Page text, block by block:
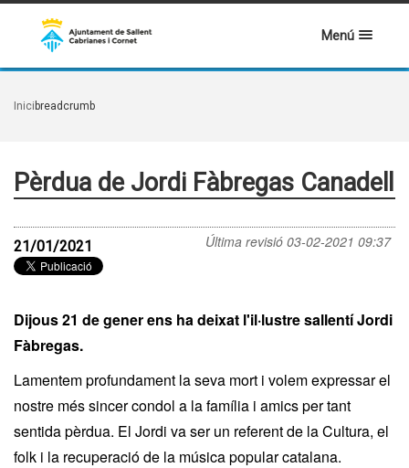
Menú
Inici breadcrumb
Pèrdua de Jordi Fàbregas Canadell
Última revisió 03-02-2021 09:37
21/01/2021
Dijous 21 de gener ens ha deixat l'il·lustre sallentí Jordi
Fàbregas.
Lamentem profundament la seva mort i volem expressar el
nostre més sincer condol a la família i amics per tant
sentida pèrdua. El Jordi va ser un referent de la Cultura, el
folk i la recuperació de la música popular catalana.